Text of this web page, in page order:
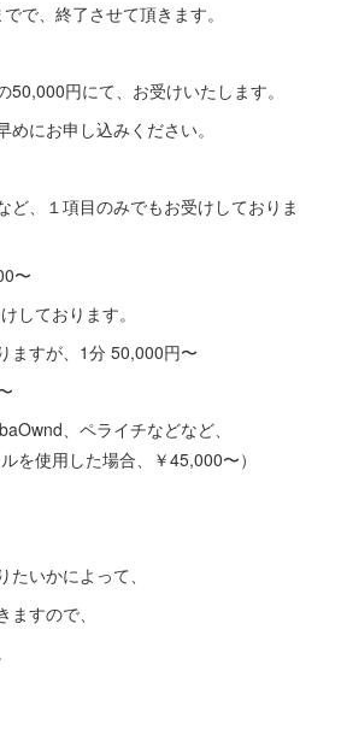
で、終了させて頂きます。
50,000円にて、お受けいたします。
めにお申し込みください。
ど、１項目のみでもお受けしておりま
〜
しております。
ますが、1分 50,000円〜
、ペライチなどなど、
を使用した場合、￥45,000〜）
いかによって、
すので、